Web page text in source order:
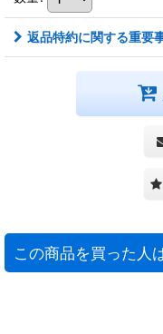
返品特約に関する重要
この商品を買った人